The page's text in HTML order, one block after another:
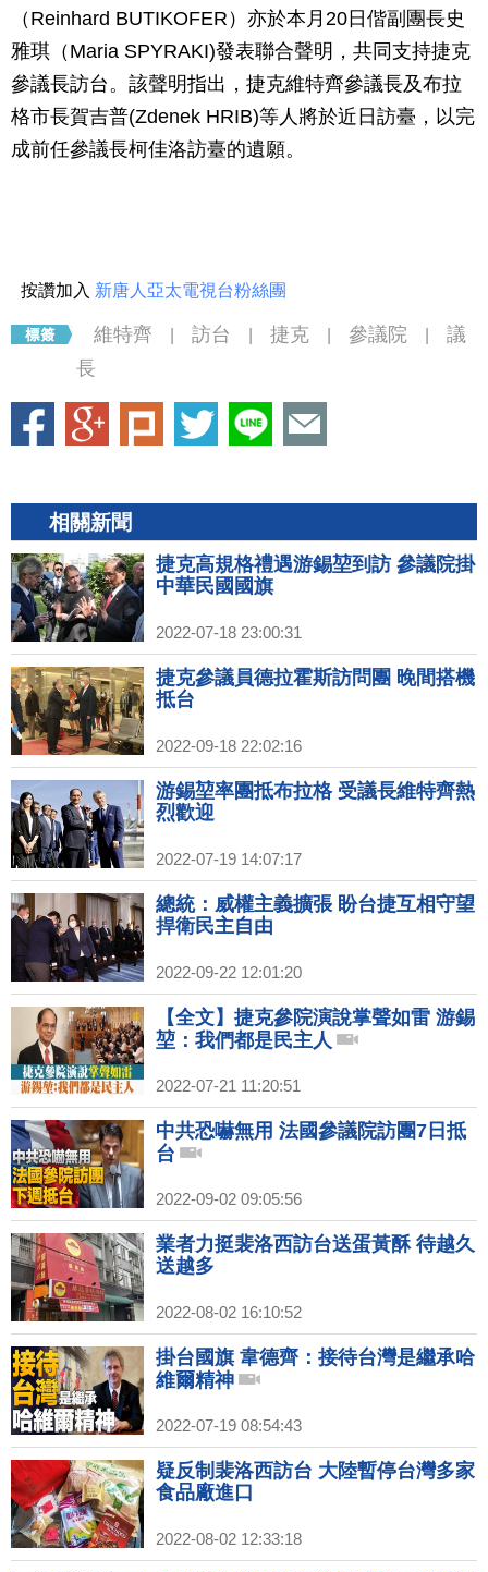
（Reinhard BUTIKOFER）亦於本月20日偕副團長史
雅琪（Maria SPYRAKI)發表聯合聲明，共同支持捷克
參議長訪台。該聲明指出，捷克維特齊參議長及布拉
格市長賀吉普(Zdenek HRIB)等人將於近日訪臺，以完
成前任參議長柯佳洛訪臺的遺願。
按讚加入 新唐人亞太電視台粉絲團
維特齊 訪台 捷克 參議院
議
長
相關新聞
捷克高規格禮遇游錫堃到訪 參議院掛
中華民國國旗
2022-07-18 23:00:31
捷克參議員德拉霍斯訪問團 晚間搭機
抵台
2022-09-18 22:02:16
游錫堃率團抵布拉格 受議長維特齊熱
烈歡迎
2022-07-19 14:07:17
總統：威權主義擴張 盼台捷互相守望
捍衛民主自由
2022-09-22 12:01:20
【全文】捷克參院演說掌聲如雷 游錫
堃：我們都是民主人
2022-07-21 11:20:51
中共恐嚇無用 法國參議院訪團7日抵
台
2022-09-02 09:05:56
業者力挺裴洛西訪台送蛋黃酥 待越久
送越多
2022-08-02 16:10:52
掛台國旗 韋德齊：接待台灣是繼承哈
維爾精神
2022-07-19 08:54:43
疑反制裴洛西訪台 大陸暫停台灣多家
食品廠進口
2022-08-02 12:33:18